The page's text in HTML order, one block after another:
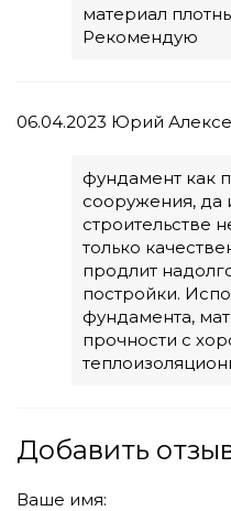
материал
Рекомендую
06.04.2023 Юрий
фундамент как
сооружения,
строительстве
только
продлит
постройки.
фундамента,
прочности с
Добавить
Ваше имя: